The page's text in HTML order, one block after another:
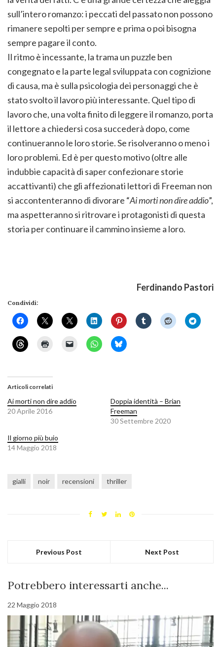
sull’intero romanzo: i peccati del passato non possono
rimanere sepolti per sempre e prima o poi bisogna
sempre pagare il conto.
Il ritmo è incessante, la trama un puzzle ben
congegnato e la parte legal sviluppata con cognizione
di causa, ma è sulla psicologia dei personaggi che è
stato svolto il lavoro più interessante. Quel tipo di
lavoro che, una volta finito di leggere il romanzo, porta
il lettore a chiedersi cosa succederà dopo, come
continueranno le loro storie. Se risolveranno o meno i
loro problemi. Ed è per questo motivo (oltre alle
indubbie capacità di saper confezionare storie
accattivanti) che gli affezionati lettori di Freeman non
si accontenteranno di divorare “Ai morti non dire addio”,
ma aspetteranno si ritrovare i protagonisti di questa
storia per continuare il cammino insieme a loro.
Ferdinando Pastori
Condividi:
Articoli correlati
Ai morti non dire addio
20 Aprile 2016
Doppia identità – Brian
Freeman
30 Settembre 2020
Il giorno più buio
14 Maggio 2018
gialli noir recensioni thriller
Previous Post Next Post
Potrebbero interessarti anche...
22 Maggio 2018